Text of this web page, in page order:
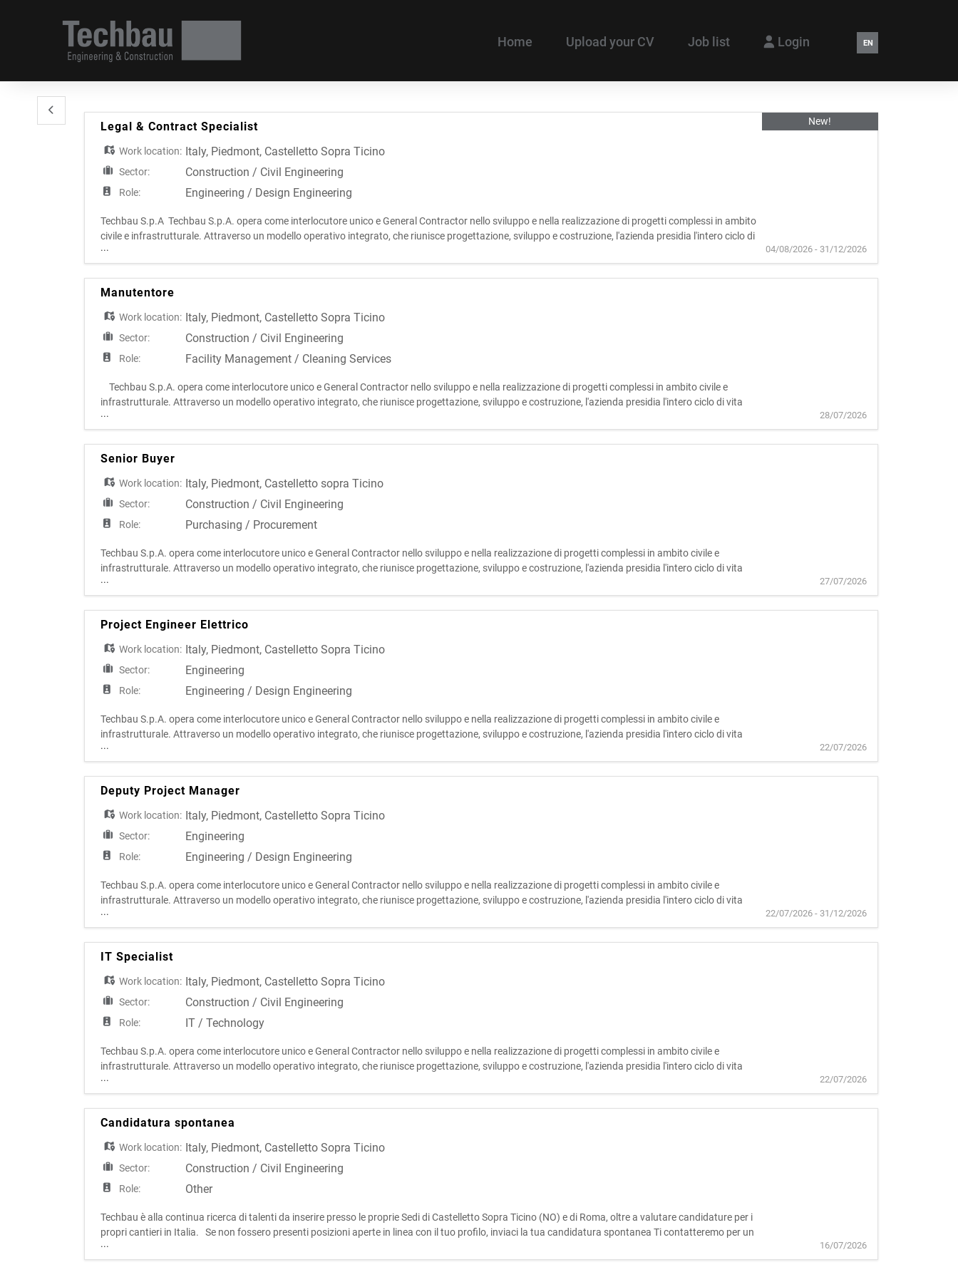
Home Upload your CV Job list Login EN
Legal & Contract Specialist
Work location: Italy, Piedmont, Castelletto Sopra Ticino
Sector: Construction / Civil Engineering
Role: Engineering / Design Engineering
Techbau S.p.A Techbau S.p.A. opera come interlocutore unico e General Contractor nello sviluppo e nella realizzazione di progetti complessi in ambito
civile e infrastrutturale. Attraverso un modello operativo integrato, che riunisce progettazione, sviluppo e costruzione, l'azienda presidia l'intero ciclo di
vita degli interventi, assicurando elev
...
New!
04/08/2026 - 31/12/2026
Manutentore
Work location: Italy, Piedmont, Castelletto Sopra Ticino
Sector: Construction / Civil Engineering
Role: Facility Management / Cleaning Services
Techbau S.p.A. opera come interlocutore unico e General Contractor nello sviluppo e nella realizzazione di progetti complessi in ambito civile e
infrastrutturale. Attraverso un modello operativo integrato, che riunisce progettazione, sviluppo e costruzione, l'azienda presidia l'intero ciclo di vita
degli interventi, assicurando elevati livell
... 28/07/2026
Senior Buyer
Work location: Italy, Piedmont, Castelletto sopra Ticino
Sector: Construction / Civil Engineering
Role: Purchasing / Procurement
Techbau S.p.A. opera come interlocutore unico e General Contractor nello sviluppo e nella realizzazione di progetti complessi in ambito civile e
infrastrutturale. Attraverso un modello operativo integrato, che riunisce progettazione, sviluppo e costruzione, l'azienda presidia l'intero ciclo di vita
degli interventi, assicurando elevati livelli qual
... 27/07/2026
Project Engineer Elettrico
Work location: Italy, Piedmont, Castelletto Sopra Ticino
Sector: Engineering
Role: Engineering / Design Engineering
Techbau S.p.A. opera come interlocutore unico e General Contractor nello sviluppo e nella realizzazione di progetti complessi in ambito civile e
infrastrutturale. Attraverso un modello operativo integrato, che riunisce progettazione, sviluppo e costruzione, l'azienda presidia l'intero ciclo di vita
degli interventi, assicurando elevati livelli qual
... 22/07/2026
Deputy Project Manager
Work location: Italy, Piedmont, Castelletto Sopra Ticino
Sector: Engineering
Role: Engineering / Design Engineering
Techbau S.p.A. opera come interlocutore unico e General Contractor nello sviluppo e nella realizzazione di progetti complessi in ambito civile e
infrastrutturale. Attraverso un modello operativo integrato, che riunisce progettazione, sviluppo e costruzione, l'azienda presidia l'intero ciclo di vita
degli interventi, assicurando elevati livelli qual
... 22/07/2026 - 31/12/2026
IT Specialist
Work location: Italy, Piedmont, Castelletto Sopra Ticino
Sector: Construction / Civil Engineering
Role: IT / Technology
Techbau S.p.A. opera come interlocutore unico e General Contractor nello sviluppo e nella realizzazione di progetti complessi in ambito civile e
infrastrutturale. Attraverso un modello operativo integrato, che riunisce progettazione, sviluppo e costruzione, l'azienda presidia l'intero ciclo di vita
degli interventi, assicurando elevati livelli qual
... 22/07/2026
Candidatura spontanea
Work location: Italy, Piedmont, Castelletto Sopra Ticino
Sector: Construction / Civil Engineering
Role: Other
Techbau è alla continua ricerca di talenti da inserire presso le proprie Sedi di Castelletto Sopra Ticino (NO) e di Roma, oltre a valutare candidature per i
propri cantieri in Italia. Se non fossero presenti posizioni aperte in linea con il tuo profilo, inviaci la tua candidatura spontanea Ti contatteremo per un
primo colloquio conoscitivo qua
... 16/07/2026